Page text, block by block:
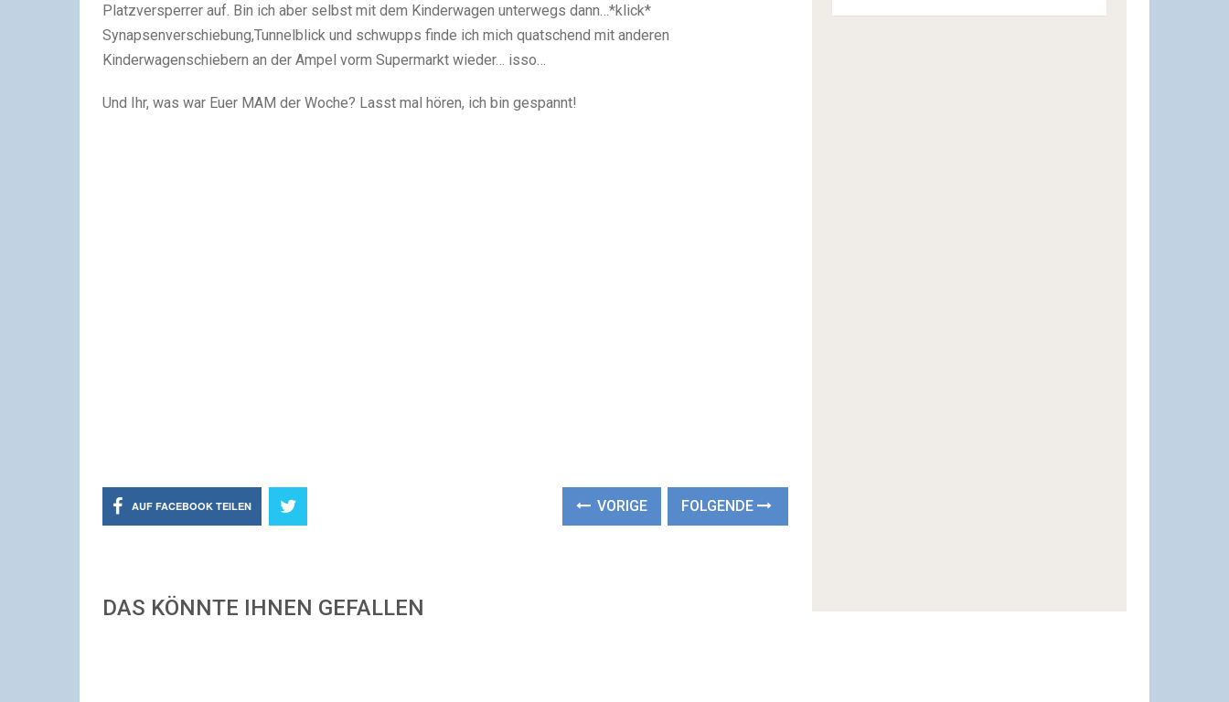
Platzversperrer auf. Bin ich aber selbst mit dem Kinderwagen unterwegs dann…*klick*
Synapsenverschiebung,Tunnelblick und schwupps finde ich mich quatschend mit anderen
Kinderwagenschiebern an der Ampel vorm Supermarkt wieder… isso…
Und Ihr, was war Euer MAM der Woche? Lasst mal hören, ich bin gespannt!
AUF FACEBOOK TEILEN VORIGE FOLGENDE
DAS KÖNNTE IHNEN GEFALLEN